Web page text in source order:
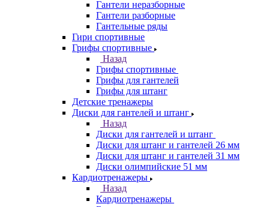
Гантели неразборные
Гантели разборные
Гантельные ряды
Гири спортивные
Грифы спортивные
Назад
Грифы спортивные
Грифы для гантелей
Грифы для штанг
Детские тренажеры
Диски для гантелей и штанг
Назад
Диски для гантелей и штанг
Диски для штанг и гантелей 26 мм
Диски для штанг и гантелей 31 мм
Диски олимпийские 51 мм
Кардиотренажеры
Назад
Кардиотренажеры